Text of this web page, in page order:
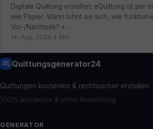
Digitale Quittung erstellen: eQuittung ist per
wie Papier. Wann lohnt sie sich, wie
Vor-/Nachteile? +…
14. Aug. 2024 4 Min.
Quittungsgenerator24
Quittungen kostenlos & rechtssicher erstellen
100% kostenlos & ohne Anmeldung
GENERATOR